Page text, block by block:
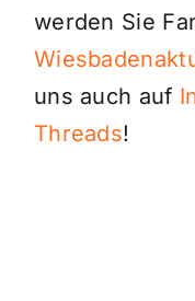
werden Sie
uns auch auf
Threads!